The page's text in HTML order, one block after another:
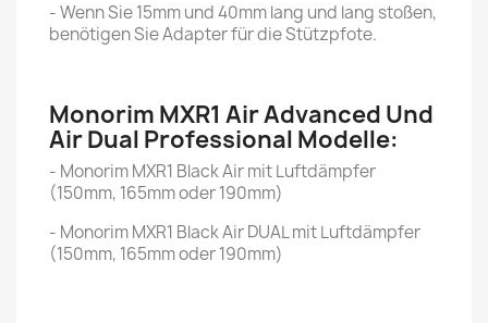
- Wenn Sie 15mm und 40mm lang und lang stoßen,
benötigen Sie Adapter für die Stützpfote.
Monorim MXR1 Air Advanced Und
Air Dual Professional Modelle:
- Monorim MXR1 Black Air mit Luftdämpfer
(150mm, 165mm oder 190mm)
- Monorim MXR1 Black Air DUAL mit Luftdämpfer
(150mm, 165mm oder 190mm)